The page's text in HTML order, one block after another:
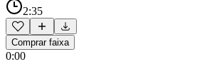
2:35
Comprar faixa
0:00